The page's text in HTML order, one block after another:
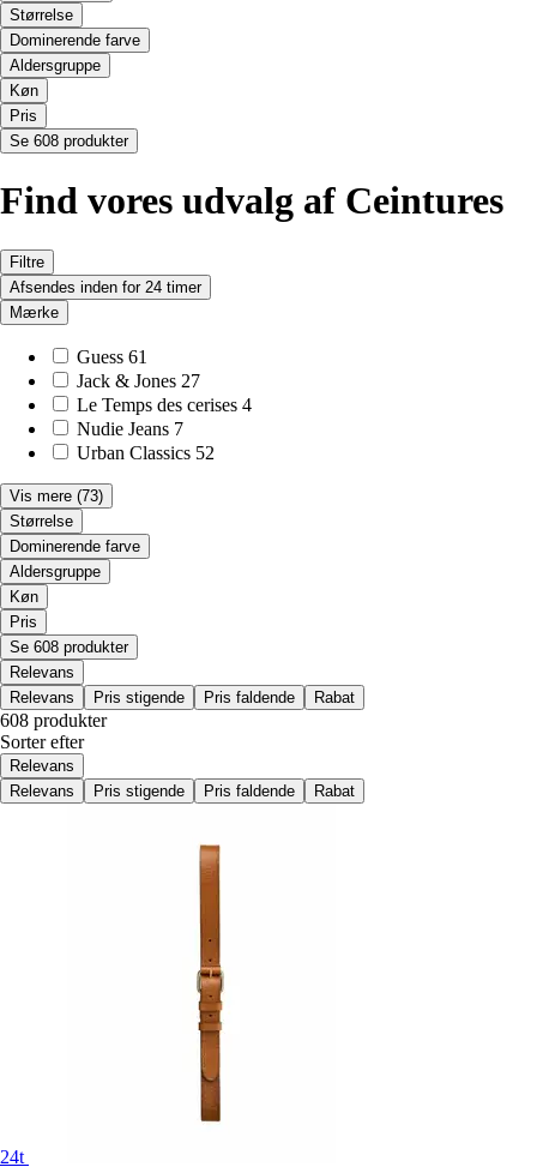
Størrelse
Dominerende farve
Aldersgruppe
Køn
Pris
Se 608 produkter
Find vores udvalg af Ceintures
Filtre
Afsendes inden for 24 timer
Mærke
Guess 61
Jack & Jones 27
Le Temps des cerises 4
Nudie Jeans 7
Urban Classics 52
Vis mere (73)
Størrelse
Dominerende farve
Aldersgruppe
Køn
Pris
Se 608 produkter
Relevans
Relevans
Pris stigende Pris faldende Rabat
608 produkter
Sorter efter
Relevans
Relevans
Pris stigende Pris faldende Rabat
24t